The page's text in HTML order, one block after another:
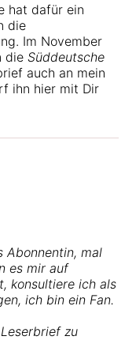
hat dafür ein
die
Im November
die Süddeutsche
auch an mein
ihn hier mit Dir
Abonnentin, mal
es mir auf
konsultiere ich als
ich bin ein Fan.
zu